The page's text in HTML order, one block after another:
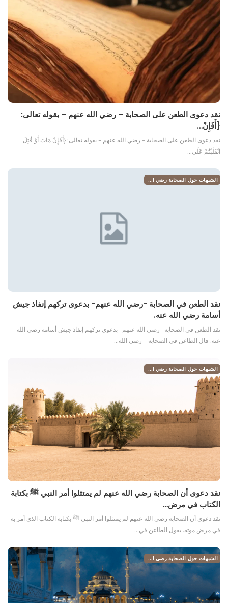
نقد دعوى الطعن على الصحابة – رضي الله عنهم – بقوله تعالى:
{أَفَإِنْ…
نقد دعوى الطعن على الصحابة - رضي الله عنهم - بقوله تعالى: {أَفَإِنْ مَاتَ أَوْ قُتِلَ
انْقَلَبْتُمْ عَلَى…
الشبهات حول الصحابة رضي الله عنهم
نقد الطعن في الصحابة -رضي الله عنهم- بدعوى تركهم إنفاذ جيش
أسامة رضي الله عنه.
نقد الطعن في الصحابة -رضي الله عنهم- بدعوى تركهم إنفاذ جيش أسامة رضي الله
عنه. قال الطاعن في الصحابة - رضي الله…
الشبهات حول الصحابة رضي الله عنهم
نقد دعوى أن الصحابة رضي الله عنهم لم يمتثلوا أمر النبي ﷺ بكتابة
الكتاب في مرض…
نقد دعوى أن الصحابة رضي الله عنهم لم يمتثلوا أمر النبي ﷺ بكتابة الكتاب الذي أمر به
في مرض موته. يقول الطاعن في…
الشبهات حول الصحابة رضي الله عنهم